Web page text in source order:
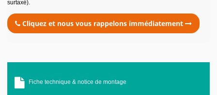
surtaxé).
Cliquez et nous vous rappelons immédiatement
Fiche technique & notice de montage